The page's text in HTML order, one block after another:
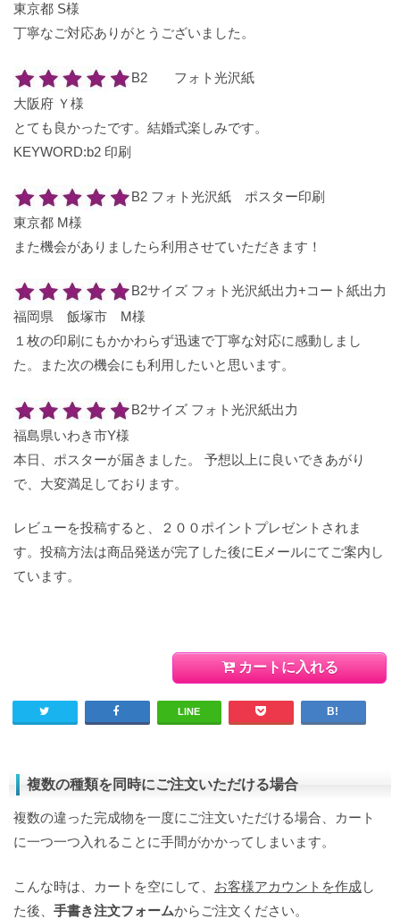
東京都 S様
丁寧なご対応ありがとうございました。
B2 フォト光沢紙
大阪府 Ｙ様
とても良かったです。結婚式楽しみです。
KEYWORD:b2 印刷
B2 フォト光沢紙 ポスター印刷
東京都 M様
また機会がありましたら利用させていただきます！
B2サイズ フォト光沢紙出力+コート紙出力
福岡県 飯塚市 M様
１枚の印刷にもかかわらず迅速で丁寧な対応に感動しまし
た。また次の機会にも利用したいと思います。
B2サイズ フォト光沢紙出力
福島県いわき市Y様
本日、ポスターが届きました。 予想以上に良いできあがり
で、大変満足しております。
レビューを投稿すると、２００ポイントプレゼントされま
す。投稿方法は商品発送が完了した後にEメールにてご案内し
ています。
カートに入れる
LINE
複数の種類を同時にご注文いただける場合
複数の違った完成物を一度にご注文いただける場合、カート
に一つ一つ入れることに手間がかかってしまいます。
こんな時は、カートを空にして、 お客様アカウントを作成し
た後、 手書き注文フォームからご注文ください。